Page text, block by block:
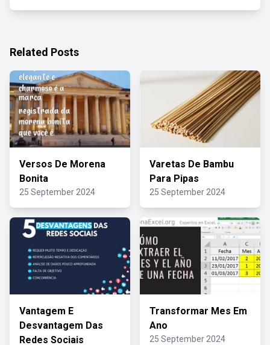
Related Posts
Versos De Morena
Bonita
25 September 2024
Varetas De Bambu
Para Pipas
25 September 2024
Vantagem E
Desvantagem Das
Redes Sociais
Transformar Mes Em
Ano
25 September 2024